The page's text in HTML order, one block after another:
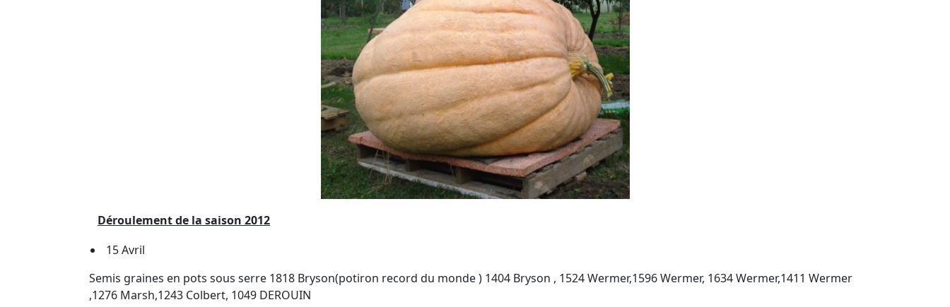
Déroulement de la saison 2012
15 Avril
Semis graines en pots sous serre 1818 Bryson(potiron record du monde ) 1404 Bryson , 1524 Wermer,1596 Wermer, 1634 Wermer,1411 Wermer
,1276 Marsh,1243 Colbert, 1049 DEROUIN